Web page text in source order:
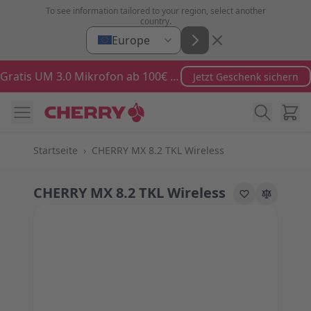
Zum Inhalt springen
To see information tailored to your region, select another
country.
Europe
Gratis UM 3.0 Mikrofon ab 100€ Bestellwert Jetzt Geschenk sichern
Startseite › CHERRY MX 8.2 TKL Wireless
CHERRY MX 8.2 TKL Wireless